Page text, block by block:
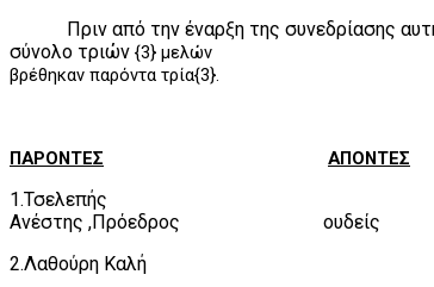
Πριν από την έναρξη της συνεδρίασης
σύνολο τριών {3} μελών
βρέθηκαν παρόντα τρία{3}.
ΠΑΡΟΝΤΕΣ ΑΠΟΝΤΕΣ
1.Τσελεπής
Ανέστης ,Πρόεδρος
ουδείς
2.Λαθούρη Καλή